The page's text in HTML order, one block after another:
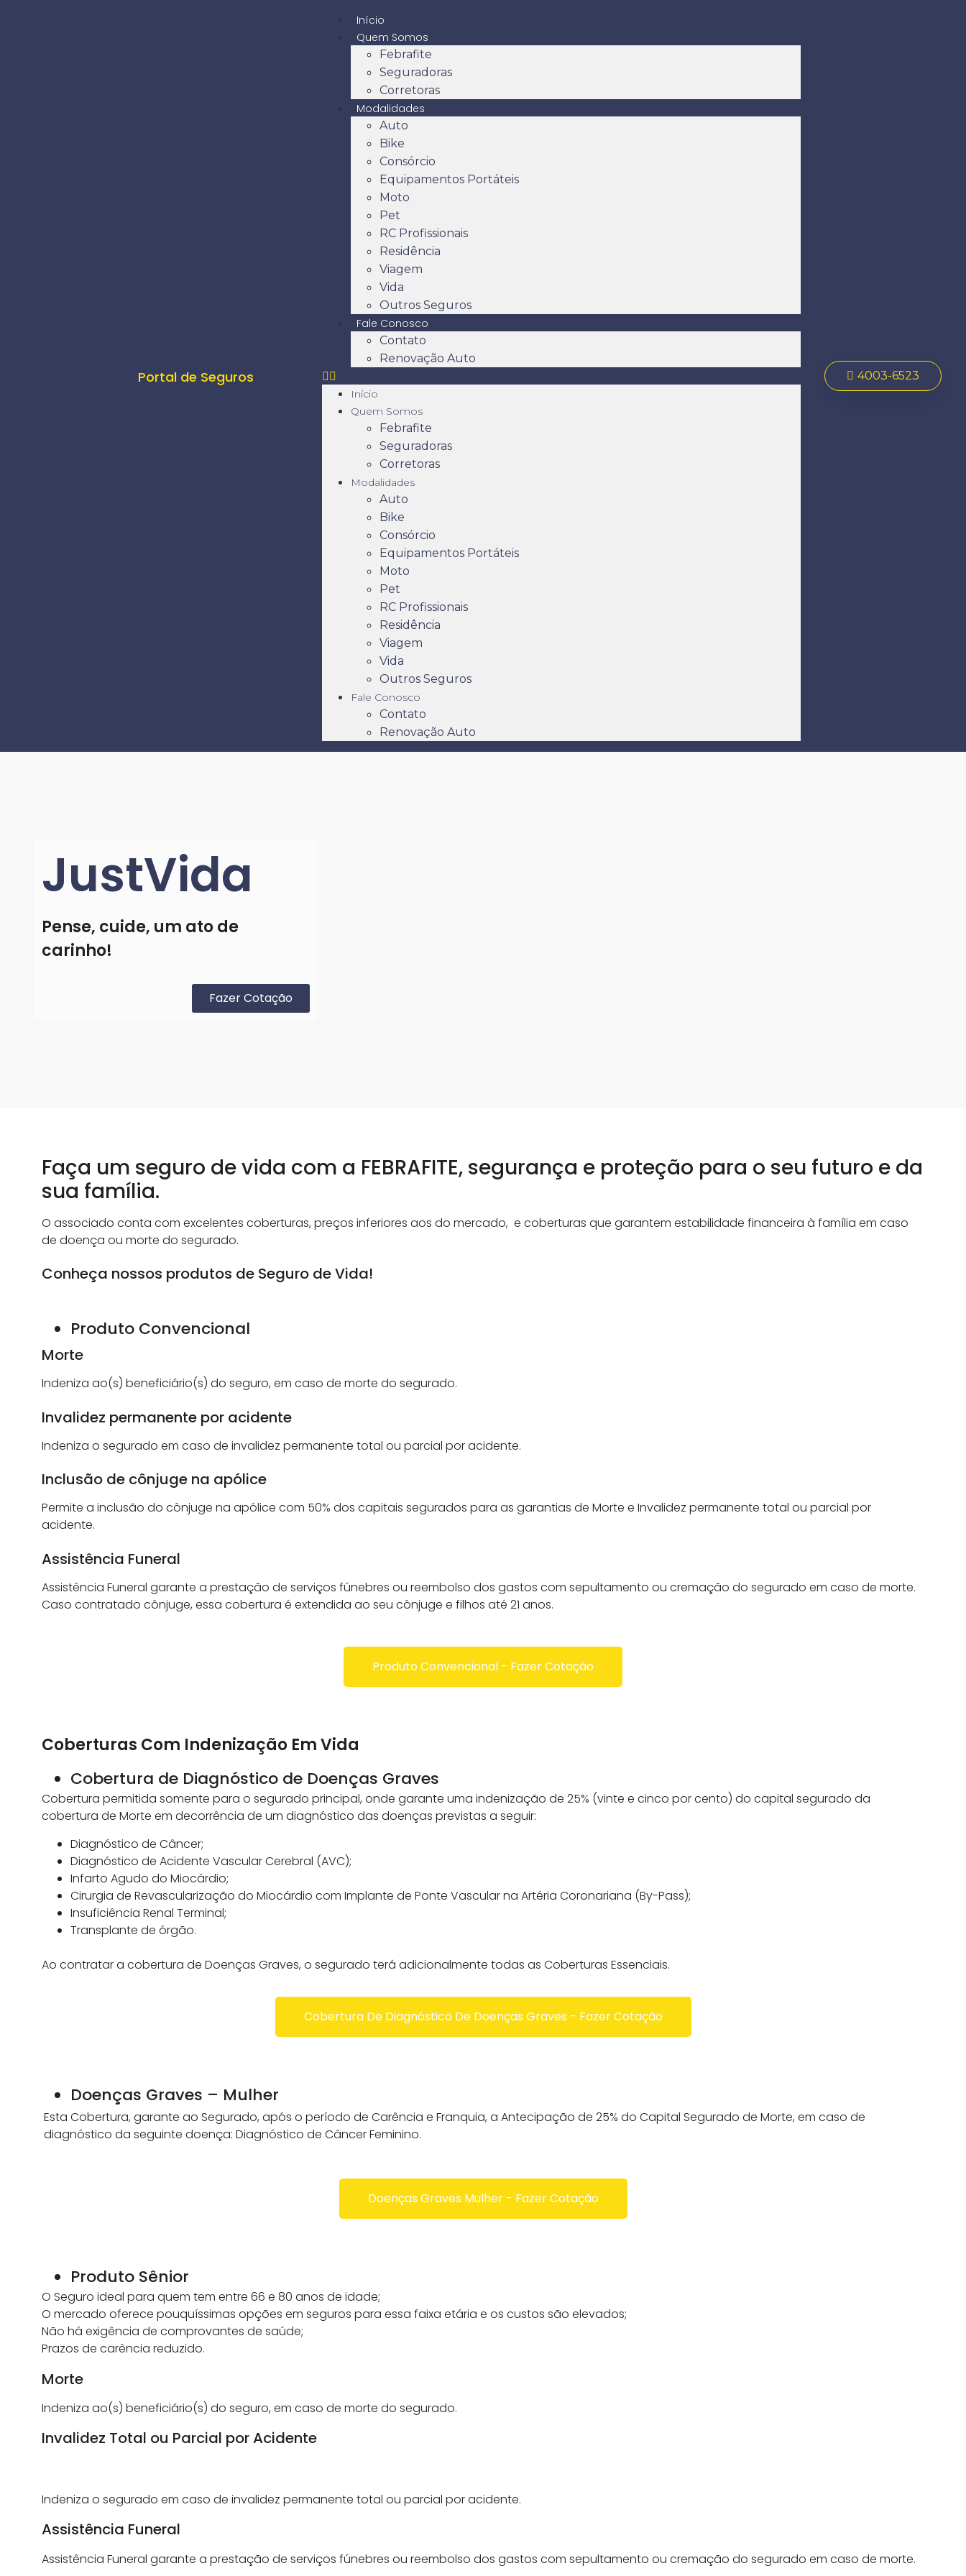
Portal de Seguros
Início
Quem Somos
Febrafite
Seguradoras
Corretoras
Modalidades
Auto
Bike
Consórcio
Equipamentos Portáteis
Moto
Pet
RC Profissionais
Residência
Viagem
Vida
Outros Seguros
Fale Conosco
Contato
Renovação Auto
Início
Quem Somos
Febrafite
Seguradoras
Corretoras
Modalidades
Auto
Bike
Consórcio
Equipamentos Portáteis
Moto
Pet
RC Profissionais
Residência
Viagem
Vida
Outros Seguros
Fale Conosco
Contato
Renovação Auto
4003-6523
JustVida
Pense, cuide, um ato de
carinho!
Fazer Cotação
Faça um seguro de vida com a FEBRAFITE, segurança e proteção para o seu futuro e da
sua família.
O associado conta com excelentes coberturas, preços inferiores aos do mercado, e coberturas que garantem estabilidade financeira à família em caso
de doença ou morte do segurado.
Conheça nossos produtos de Seguro de Vida!
Produto Convencional
Morte
Indeniza ao(s) beneficiário(s) do seguro, em caso de morte do segurado.
Invalidez permanente por acidente
Indeniza o segurado em caso de invalidez permanente total ou parcial por acidente.
Inclusão de cônjuge na apólice
Permite a inclusão do cônjuge na apólice com 50% dos capitais segurados para as garantias de Morte e Invalidez permanente total ou parcial por
acidente.
Assistência Funeral
Assistência Funeral garante a prestação de serviços fúnebres ou reembolso dos gastos com sepultamento ou cremação do segurado em caso de morte.
Caso contratado cônjuge, essa cobertura é extendida ao seu cônjuge e filhos até 21 anos.
Produto Convencional - Fazer Cotação
Coberturas Com Indenização Em Vida
Cobertura de Diagnóstico de Doenças Graves
Cobertura permitida somente para o segurado principal, onde garante uma indenização de 25% (vinte e cinco por cento) do capital segurado da
cobertura de Morte em decorrência de um diagnóstico das doenças previstas a seguir:
Diagnóstico de Câncer;
Diagnóstico de Acidente Vascular Cerebral (AVC);
Infarto Agudo do Miocárdio;
Cirurgia de Revascularização do Miocárdio com Implante de Ponte Vascular na Artéria Coronariana (By-Pass);
Insuficiência Renal Terminal;
Transplante de órgão.
Ao contratar a cobertura de Doenças Graves, o segurado terá adicionalmente todas as Coberturas Essenciais.
Cobertura De Diagnóstico De Doenças Graves - Fazer Cotação
Doenças Graves – Mulher
Esta Cobertura, garante ao Segurado, após o período de Carência e Franquia, a Antecipação de 25% do Capital Segurado de Morte, em caso de
diagnóstico da seguinte doença: Diagnóstico de Câncer Feminino.
Doenças Graves Mulher - Fazer Cotação
Produto Sênior
O Seguro ideal para quem tem entre 66 e 80 anos de idade;
O mercado oferece pouquíssimas opções em seguros para essa faixa etária e os custos são elevados;
Não há exigência de comprovantes de saúde;
Prazos de carência reduzido.
Morte
Indeniza ao(s) beneficiário(s) do seguro, em caso de morte do segurado.
Invalidez Total ou Parcial por Acidente
Indeniza o segurado em caso de invalidez permanente total ou parcial por acidente.
Assistência Funeral
Assistência Funeral garante a prestação de serviços fúnebres ou reembolso dos gastos com sepultamento ou cremação do segurado em caso de morte.